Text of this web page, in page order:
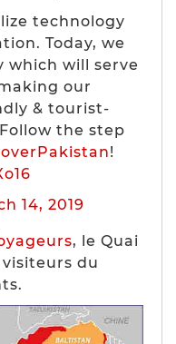
technology
Today, we
which will serve
our
& tourist-
the step
!
14, 2019
, le Quai
du